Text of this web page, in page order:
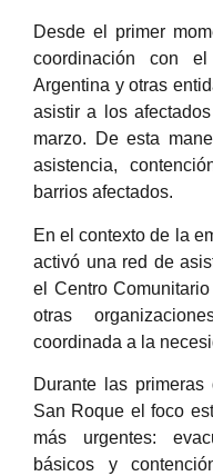
Desde el primer
coordinación con
Argentina y otras
asistir a los
marzo. De esta
asistencia,
barrios afectados.
En el contexto de la
activó una red de
el Centro
otras
coordinada a la
Durante las
San Roque el foco
más urgentes:
básicos y